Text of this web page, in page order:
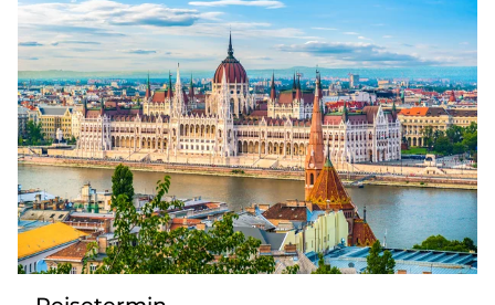
Busreisen
Bus mieten
Über Bus dich weg!
Radio
Sie befinden sich in:
Deutschland